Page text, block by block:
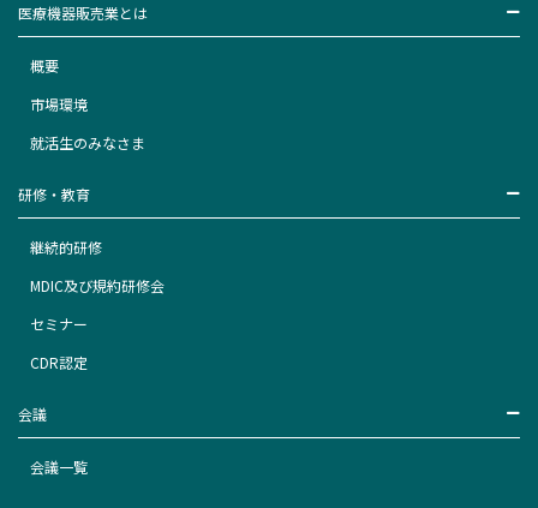
医療機器販売業とは
概要
市場環境
就活生のみなさま
研修・教育
継続的研修
MDIC及び規約研修会
セミナー
CDR認定
会議
会議一覧